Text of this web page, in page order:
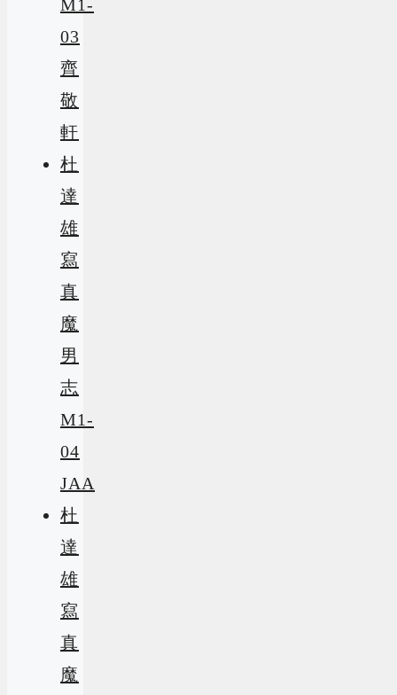
M1-
03
齊
敬
軒
杜
達
雄
寫
真
魔
男
志
M1-
04
JAA
杜
達
雄
寫
真
魔